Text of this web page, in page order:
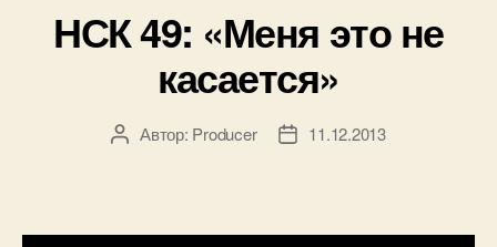
кругу
НСК 49: «Меня это не
касается»
АвторАвтор: Producer
Дата11.12.2013